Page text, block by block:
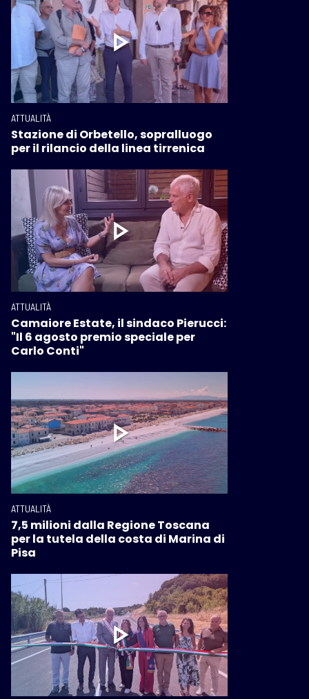
ATTUALITÀ
Stazione di Orbetello, sopralluogo
per il rilancio della linea tirrenica
ATTUALITÀ
Camaiore Estate, il sindaco Pierucci:
"Il 6 agosto premio speciale per
Carlo Conti"
ATTUALITÀ
7,5 milioni dalla Regione Toscana
per la tutela della costa di Marina di
Pisa